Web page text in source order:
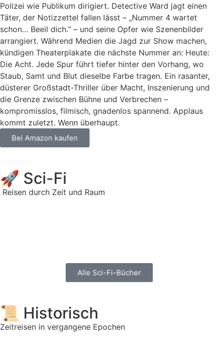
Polizei wie Publikum dirigiert. Detective Ward jagt einen
Täter, der Notizzettel fallen lässt – „Nummer 4 wartet
schon… Beeil dich.“ – und seine Opfer wie Szenenbilder
arrangiert. Während Medien die Jagd zur Show machen,
kündigen Theaterplakate die nächste Nummer an: Heute:
Die Acht. Jede Spur führt tiefer hinter den Vorhang, wo
Staub, Samt und Blut dieselbe Farbe tragen. Ein rasanter,
düsterer Großstadt-Thriller über Macht, Inszenierung und
die Grenze zwischen Bühne und Verbrechen –
kompromisslos, filmisch, gnadenlos spannend. Applaus
kommt zuletzt. Wenn überhaupt.
Bei Amazon kaufen
🚀 Sci-Fi
Reisen durch Zeit und Raum
Alle Sci-Fi-Bücher
📜 Historisch
Zeitreisen in vergangene Epochen